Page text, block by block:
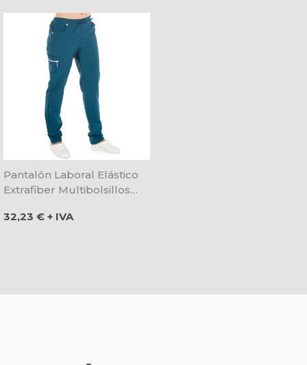
Pantalón Laboral Elástico
Extrafiber Multibolsillos
Precio
32,23 € + IVA